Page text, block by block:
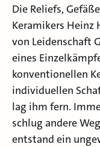
Die Reliefs,
Keramikers Heinz
von Leidenschaft
eines
konventionellen
individuellen
lag ihm fern.
schlug andere
entstand ein